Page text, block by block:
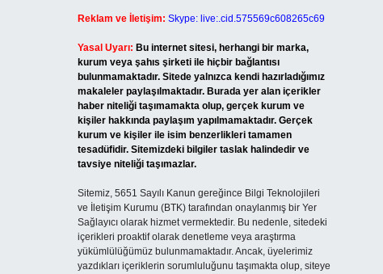
Reklam ve İletişim: Skype: live:.cid.575569c608265c69
Yasal Uyarı: Bu internet sitesi, herhangi bir marka,
kurum veya şahıs şirketi ile hiçbir bağlantısı
bulunmamaktadır. Sitede yalnızca kendi hazırladığımız
makaleler paylaşılmaktadır. Burada yer alan içerikler
haber niteliği taşımamakta olup, gerçek kurum ve
kişiler hakkında paylaşım yapılmamaktadır. Gerçek
kurum ve kişiler ile isim benzerlikleri tamamen
tesadüfidir. Sitemizdeki bilgiler taslak halindedir ve
tavsiye niteliği taşımazlar.
Sitemiz, 5651 Sayılı Kanun gereğince Bilgi Teknolojileri
ve İletişim Kurumu (BTK) tarafından onaylanmış bir Yer
Sağlayıcı olarak hizmet vermektedir. Bu nedenle, sitedeki
içerikleri proaktif olarak denetleme veya araştırma
yükümlülüğümüz bulunmamaktadır. Ancak, üyelerimiz
yazdıkları içeriklerin sorumluluğunu taşımakta olup, siteye